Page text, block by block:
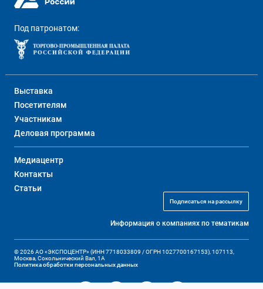
Под патронатом:
Выставка
Посетителям
Участникам
Деловая программа
Медиацентр
Контакты
Статьи
Подписаться на рассылку
Информация о компаниях по тематикам
© 2026 АО «ЭКСПОЦЕНТР» (ИНН 7718033809 / ОГРН 1027700167153), 107113,
Москва, Сокольнический Вал, 1А
Политика обработки персональных данных